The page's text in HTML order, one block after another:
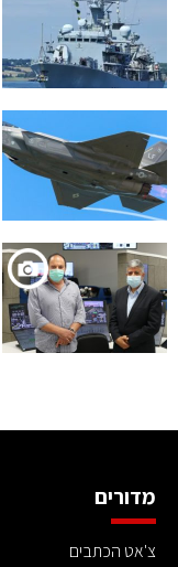
מדורים
צ'אט הכתבים